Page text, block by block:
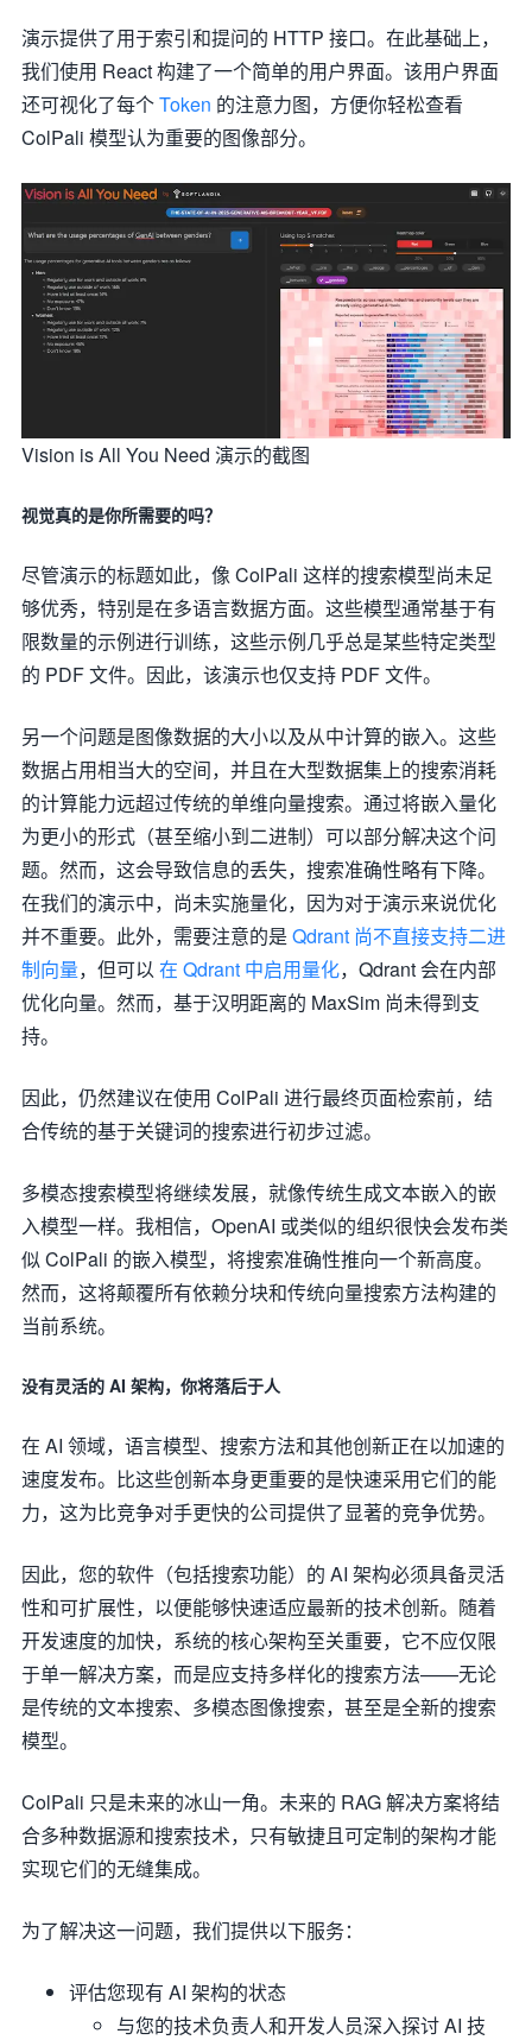
演示提供了用于索引和提问的 HTTP 接口。在此基础上，
我们使用 React 构建了一个简单的用户界面。该用户界面
还可视化了每个Token 的注意力图，方便你轻松查看
ColPali 模型认为重要的图像部分。
Vision is All You Need 演示的截图
视觉真的是你所需要的吗？
尽管演示的标题如此，像 ColPali 这样的搜索模型尚未足
够优秀，特别是在多语言数据方面。这些模型通常基于有
限数量的示例进行训练，这些示例几乎总是某些特定类型
的 PDF 文件。因此，该演示也仅支持 PDF 文件。
另一个问题是图像数据的大小以及从中计算的嵌入。这些
数据占用相当大的空间，并且在大型数据集上的搜索消耗
的计算能力远超过传统的单维向量搜索。通过将嵌入量化
为更小的形式（甚至缩小到二进制）可以部分解决这个问
题。然而，这会导致信息的丢失，搜索准确性略有下降。
在我们的演示中，尚未实施量化，因为对于演示来说优化
并不重要。此外，需要注意的是 Qdrant 尚不直接支持二进
制向量，但可以 在 Qdrant 中启用量化，Qdrant 会在内部
优化向量。然而，基于汉明距离的 MaxSim 尚未得到支
持。
因此，仍然建议在使用 ColPali 进行最终页面检索前，结
合传统的基于关键词的搜索进行初步过滤。
多模态搜索模型将继续发展，就像传统生成文本嵌入的嵌
入模型一样。我相信，OpenAI 或类似的组织很快会发布类
似 ColPali 的嵌入模型，将搜索准确性推向一个新高度。
然而，这将颠覆所有依赖分块和传统向量搜索方法构建的
当前系统。
没有灵活的 AI 架构，你将落后于人
在 AI 领域，语言模型、搜索方法和其他创新正在以加速的
速度发布。比这些创新本身更重要的是快速采用它们的能
力，这为比竞争对手更快的公司提供了显著的竞争优势。
因此，您的软件（包括搜索功能）的 AI 架构必须具备灵活
性和可扩展性，以便能够快速适应最新的技术创新。随着
开发速度的加快，系统的核心架构至关重要，它不应仅限
于单一解决方案，而是应支持多样化的搜索方法——无论
是传统的文本搜索、多模态图像搜索，甚至是全新的搜索
模型。
ColPali 只是未来的冰山一角。未来的 RAG 解决方案将结
合多种数据源和搜索技术，只有敏捷且可定制的架构才能
实现它们的无缝集成。
为了解决这一问题，我们提供以下服务：
评估您现有 AI 架构的状态
与您的技术负责人和开发人员深入探讨 AI 技